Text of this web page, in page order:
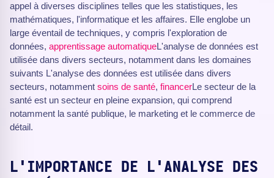
appel à diverses disciplines telles que les statistiques, les
mathématiques, l'informatique et les affaires. Elle englobe un
large éventail de techniques, y compris l'exploration de
données, apprentissage automatiqueL'analyse de données est
utilisée dans divers secteurs, notamment dans les domaines
suivants L'analyse des données est utilisée dans divers
secteurs, notamment soins de santé, financerLe secteur de la
santé est un secteur en pleine expansion, qui comprend
notamment la santé publique, le marketing et le commerce de
détail.
L'IMPORTANCE DE L'ANALYSE DES